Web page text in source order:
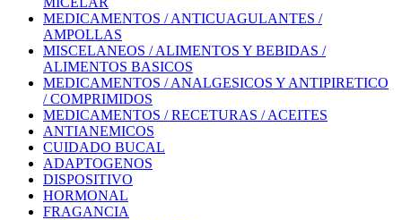
MEDICAMENTOS / ANTICUAGULANTES /
AMPOLLAS
MISCELANEOS / ALIMENTOS Y BEBIDAS /
ALIMENTOS BASICOS
MEDICAMENTOS / ANALGESICOS Y ANTIPIRETICO
/ COMPRIMIDOS
MEDICAMENTOS / RECETURAS / ACEITES
ANTIANEMICOS
CUIDADO BUCAL
ADAPTOGENOS
DISPOSITIVO
HORMONAL
FRAGANCIA